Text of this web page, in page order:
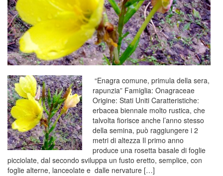
“Enagra comune, primula della sera,
rapunzia” Famiglia: Onagraceae
Origine: Stati Uniti Caratteristiche:
erbacea biennale molto rustica, che
talvolta fiorisce anche l’anno stesso
della semina, può raggiungere i 2
metri di altezza Il primo anno
produce una rosetta basale di foglie
picciolate, dal secondo sviluppa un fusto eretto, semplice, con
foglie alterne, lanceolate e dalle nervature […]